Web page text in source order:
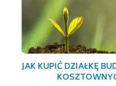
JAK KUPIĆ DZIAŁKĘ